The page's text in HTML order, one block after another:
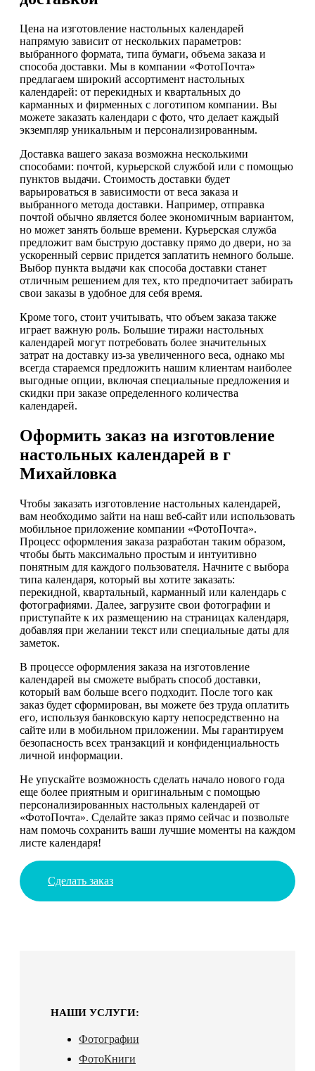
Цена на изготовление настольных календарей
напрямую зависит от нескольких параметров:
выбранного формата, типа бумаги, объема заказа и
способа доставки. Мы в компании «ФотоПочта»
предлагаем широкий ассортимент настольных
календарей: от перекидных и квартальных до
карманных и фирменных с логотипом компании. Вы
можете заказать календари с фото, что делает каждый
экземпляр уникальным и персонализированным.
Доставка вашего заказа возможна несколькими
способами: почтой, курьерской службой или с помощью
пунктов выдачи. Стоимость доставки будет
варьироваться в зависимости от веса заказа и
выбранного метода доставки. Например, отправка
почтой обычно является более экономичным вариантом,
но может занять больше времени. Курьерская служба
предложит вам быструю доставку прямо до двери, но за
ускоренный сервис придется заплатить немного больше.
Выбор пункта выдачи как способа доставки станет
отличным решением для тех, кто предпочитает забирать
свои заказы в удобное для себя время.
Кроме того, стоит учитывать, что объем заказа также
играет важную роль. Большие тиражи настольных
календарей могут потребовать более значительных
затрат на доставку из-за увеличенного веса, однако мы
всегда стараемся предложить нашим клиентам наиболее
выгодные опции, включая специальные предложения и
скидки при заказе определенного количества
календарей.
Оформить заказ на изготовление
настольных календарей в г
Михайловка
Чтобы заказать изготовление настольных календарей,
вам необходимо зайти на наш веб-сайт или использовать
мобильное приложение компании «ФотоПочта».
Процесс оформления заказа разработан таким образом,
чтобы быть максимально простым и интуитивно
понятным для каждого пользователя. Начните с выбора
типа календаря, который вы хотите заказать:
перекидной, квартальный, карманный или календарь с
фотографиями. Далее, загрузите свои фотографии и
приступайте к их размещению на страницах календаря,
добавляя при желании текст или специальные даты для
заметок.
В процессе оформления заказа на изготовление
календарей вы сможете выбрать способ доставки,
который вам больше всего подходит. После того как
заказ будет сформирован, вы можете без труда оплатить
его, используя банковскую карту непосредственно на
сайте или в мобильном приложении. Мы гарантируем
безопасность всех транзакций и конфиденциальность
личной информации.
Не упускайте возможность сделать начало нового года
еще более приятным и оригинальным с помощью
персонализированных настольных календарей от
«ФотоПочта». Сделайте заказ прямо сейчас и позвольте
нам помочь сохранить ваши лучшие моменты на каждом
листе календаря!
Сделать заказ
НАШИ УСЛУГИ:
Фотографии
ФотоКниги